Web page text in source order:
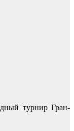
турнир Гран-